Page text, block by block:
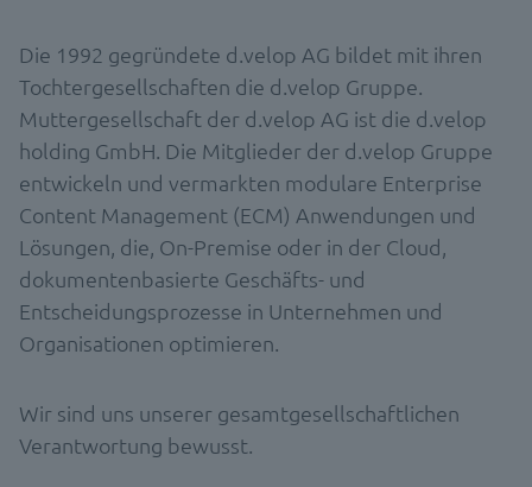
Die 1992 gegründete d.velop AG bildet mit ihren
Tochtergesellschaften die d.velop Gruppe.
Muttergesellschaft der d.velop AG ist die d.velop
holding GmbH. Die Mitglieder der d.velop Gruppe
entwickeln und vermarkten modulare Enterprise
Content Management (ECM) Anwendungen und
Lösungen, die, On-Premise oder in der Cloud,
dokumentenbasierte Geschäfts- und
Entscheidungsprozesse in Unternehmen und
Organisationen optimieren.
Wir sind uns unserer gesamtgesellschaftlichen
Verantwortung bewusst.